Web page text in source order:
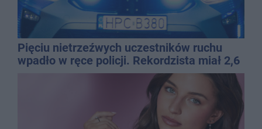
Pięciu nietrzeźwych uczestników ruchu
wpadło w ręce policji. Rekordzista miał 2,6